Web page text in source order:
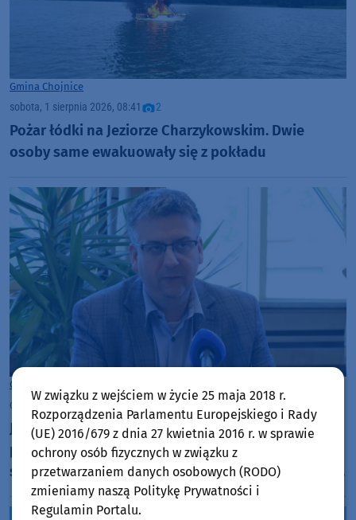
Gmina Chojnice
sobota, 1 sierpnia 2026, 08:41 2
Pożar łódki na Jeziorze Charzykowskim. Dwie
osoby same ewakuowały się z pokładu
Gmina Chojnice
czwartek, 30 lipca 2026, 07:14
Jest wykonawca, ale nie ma zezwolenia na
prowadzenie prac budowlanych. Kiedy powstanie
ścieżka wzdłuż drogi wojewódzkiej nr 212 w gminie
Chojnice?
W związku z wejściem w życie 25 maja 2018 r.
Rozporządzenia Parlamentu Europejskiego i Rady
(UE) 2016/679 z dnia 27 kwietnia 2016 r. w sprawie
ochrony osób fizycznych w związku z
przetwarzaniem danych osobowych (RODO)
zmieniamy naszą Politykę Prywatności i
Regulamin Portalu.